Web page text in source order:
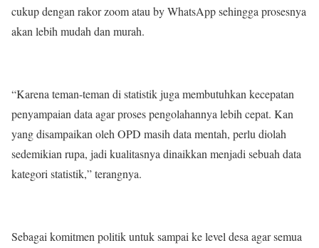
cukup dengan rakor zoom atau by WhatsApp sehingga prosesnya
akan lebih mudah dan murah.
“Karena teman-teman di statistik juga membutuhkan kecepatan
penyampaian data agar proses pengolahannya lebih cepat. Kan
yang disampaikan oleh OPD masih data mentah, perlu diolah
sedemikian rupa, jadi kualitasnya dinaikkan menjadi sebuah data
kategori statistik,” terangnya.
Sebagai komitmen politik untuk sampai ke level desa agar semua